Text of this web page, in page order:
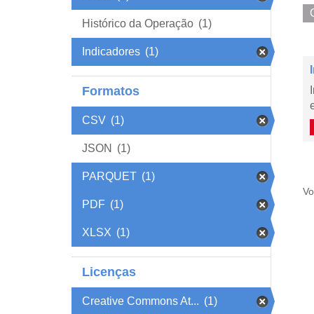
Histórico da Operação (1)
Indicadores (1)
Formatos
CSV (1)
JSON (1)
PARQUET (1)
PDF (1)
XLSX (1)
Licenças
Creative Commons At... (1)